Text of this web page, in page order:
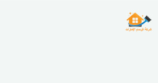
إلى
المحتوى